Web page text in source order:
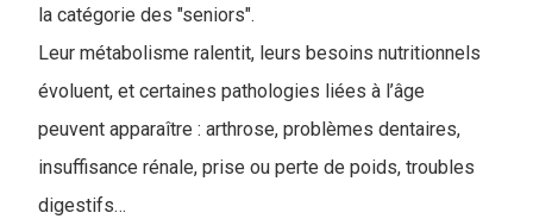
la catégorie des "seniors".
Leur métabolisme ralentit, leurs besoins nutritionnels
évoluent, et certaines pathologies liées à l’âge
peuvent apparaître : arthrose, problèmes dentaires,
insuffisance rénale, prise ou perte de poids, troubles
digestifs…